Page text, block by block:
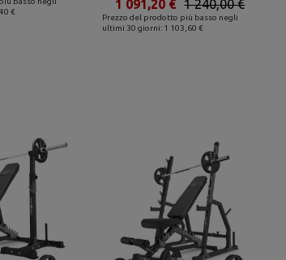
€
Prezzo del prodotto più basso negli
ultimi 30 giorni: 1 103,60 €
1 240,00 €
1 091,20 €